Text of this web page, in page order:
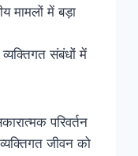
मामलों में बड़ा
संबंधों में
परिवर्तन
जीवन को